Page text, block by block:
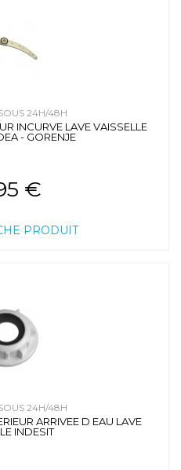
24H/48H
INCURVE LAVE VAISSELLE
- GORENJE
€
PRODUIT
24H/48H
ARRIVEE D EAU LAVE
INDESIT